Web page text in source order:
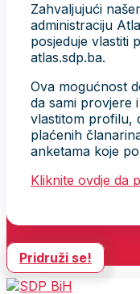
Zahvaljujući
administraciju
posjeduje vlastiti
atlas.sdp.ba.
Ova mogućnost
da sami provjere
vlastitom profilu,
plaćenih
anketama koje
Kliknite ovdje da
Pridruži se!